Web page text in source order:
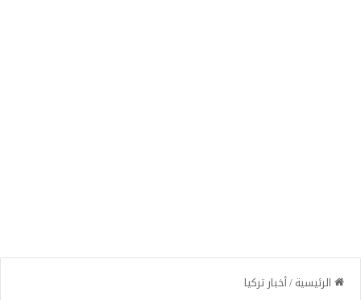
الرئيسية/أخبار تركيا